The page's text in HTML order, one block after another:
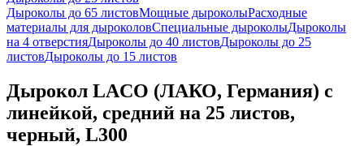
Дыроколы до 65 листовМощные дыроколыРасходные
материалы для дыроколовСпециальные дыроколыДыроколы
на 4 отверстияДыроколы до 40 листовДыроколы до 25
листовДыроколы до 15 листов
Дырокол LACO (ЛАКО, Германия) с
линейкой, средний на 25 листов,
черный, L300